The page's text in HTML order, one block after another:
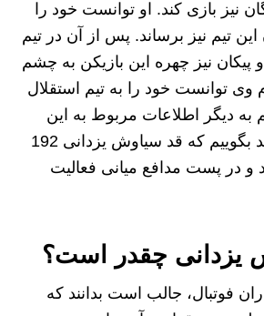
نیز بازی کند. او توانست خود را
تیم نیز برساند. پس از آن در تیم
پیکان نیز چهره این بازیکن به چشم
توانست خود را به تیم استقلال
به دیگر اطلاعات مربوط به این
بازیکن بپردازیم، باید بگوییم که قد سیاوش یزدانی 192
و در پست مدافع میانی فعالیت
یزدانی چقدر است؟
فوتبال، جالب است بدانند که